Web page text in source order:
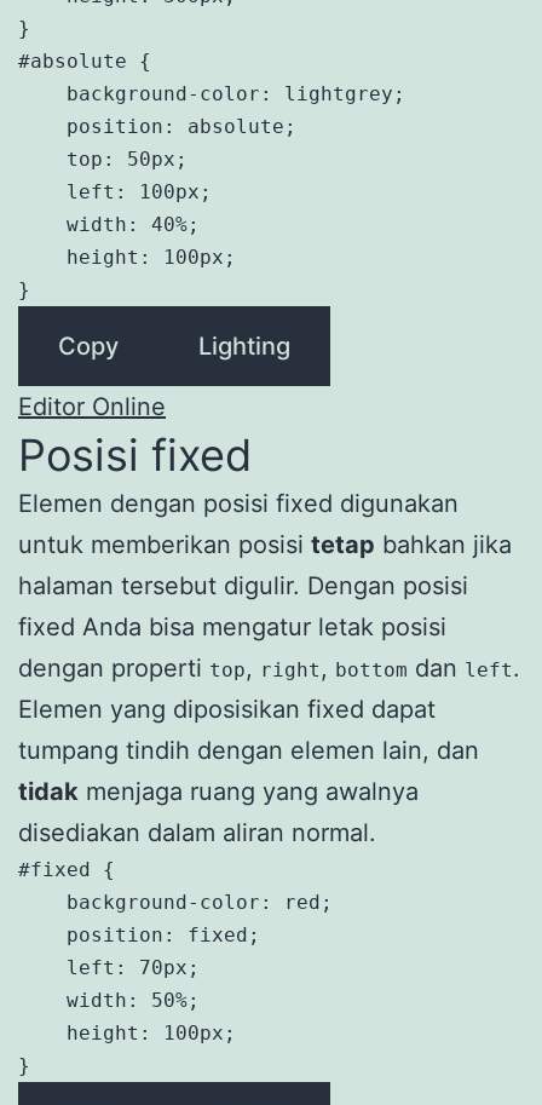
}
#absolute {
    background-color: lightgrey;
    position: absolute;
    top: 50px;
    left: 100px;
    width: 40%;
    height: 100px;
}
Copy Lighting
Editor Online
Posisi fixed
Elemen dengan posisi fixed digunakan
untuk memberikan posisi tetap bahkan jika
halaman tersebut digulir. Dengan posisi
fixed Anda bisa mengatur letak posisi
dengan properti top, right , bottom dan left.
Elemen yang diposisikan fixed dapat
tumpang tindih dengan elemen lain, dan
tidak menjaga ruang yang awalnya
disediakan dalam aliran normal.
#fixed {
    background-color: red;
    position: fixed;
    left: 70px;
    width: 50%;
    height: 100px;
}